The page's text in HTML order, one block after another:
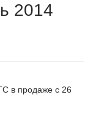
2014
в продаже с 26